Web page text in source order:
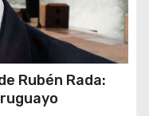
Rubén Rada: